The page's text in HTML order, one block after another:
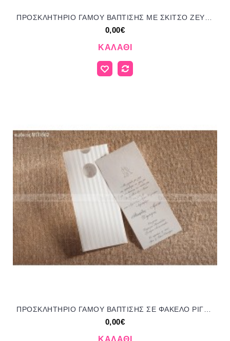
0,00€
ΚΑΛΆΘΙ
ΠΡΟΣΚΛΗΤΗΡΙΟ ΓΑΜΟΥ ΒΑΠΤΙΣΗΣ ΣΕ ΦΑΚΕΛΟ ΡΙΓΕ ΜΠΙ-562
0,00€